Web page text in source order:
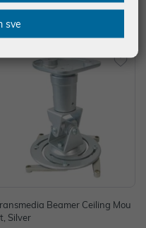
-5% uz PROMO KOD
Beamer Ceiling Mou
Silver
sve